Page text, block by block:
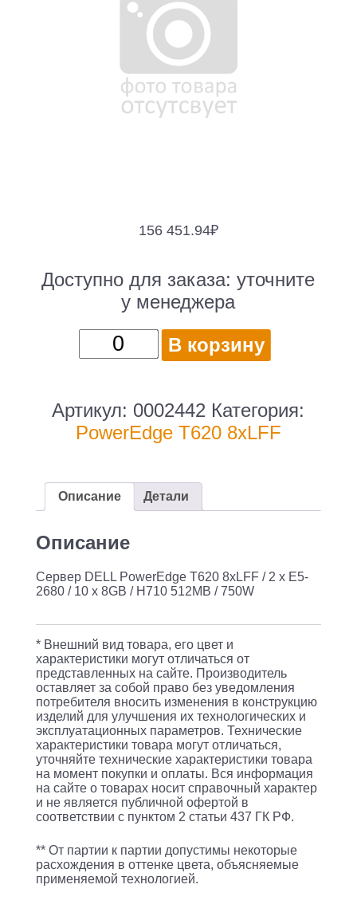
156 451.94₽
Доступно для заказа:уточните
у менеджера
Количество
товара
PowerEdge
T620
2
E5-
/
x
8GB
/
H710
512MB
/
750W
В корзину
Артикул: 0002442 Категория:
PowerEdge T620 8xLFF
Описание Детали
Описание
Сервер DELL PowerEdge T620 8xLFF / 2 x E5-
2680 / 10 x 8GB / H710 512MB / 750W
* Внешний вид товара, его цвет и
характеристики могут отличаться от
представленных на сайте. Производитель
оставляет за собой право без уведомления
потребителя вносить изменения в конструкцию
изделий для улучшения их технологических и
эксплуатационных параметров. Технические
характеристики товара могут отличаться,
уточняйте технические характеристики товара
на момент покупки и оплаты. Вся информация
на сайте о товарах носит справочный характер
и не является публичной офертой в
соответствии с пунктом 2 статьи 437 ГК РФ.
** От партии к партии допустимы некоторые
расхождения в оттенке цвета, объясняемые
применяемой технологией.